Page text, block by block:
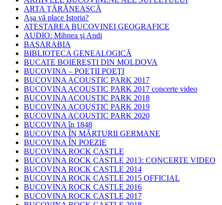
ARTA ŢĂRĂNEASCĂ
Aşa vă place Istoria?
ATESTAREA BUCOVINEI GEOGRAFICE
AUDIO: Mihnea şi Andi
BASARABIA
BIBLIOTECA GENEALOGICĂ
BUCATE BOIEREŞTI DIN MOLDOVA
BUCOVINA – POEŢII POEŢI
BUCOVINA ACOUSTIC PARK 2017
BUCOVINA ACOUSTIC PARK 2017 concerte video
BUCOVINA ACOUSTIC PARK 2018
BUCOVINA ACOUSTIC PARK 2019
BUCOVINA ACOUSTIC PARK 2020
BUCOVINA în 1848
BUCOVINA ÎN MĂRTURII GERMANE
BUCOVINA ÎN POEZIE
BUCOVINA ROCK CASTLE
BUCOVINA ROCK CASTLE 2013: CONCERTE VIDEO
BUCOVINA ROCK CASTLE 2014
BUCOVINA ROCK CASTLE 2015 OFFICIAL
BUCOVINA ROCK CASTLE 2016
BUCOVINA ROCK CASTLE 2017